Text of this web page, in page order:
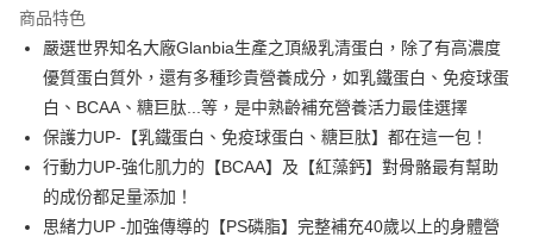
Apple Pay
街口支付
悠遊付
Google Pay
全盈+PAY
商品特色
嚴選世界知名大廠Glanbia生產之頂級乳清蛋白，除了有高濃度
優質蛋白質外，還有多種珍貴營養成分，如乳鐵蛋白、免疫球蛋
白、BCAA、糖巨肽...等，是中熟齡補充營養活力最佳選擇
保護力UP-【乳鐵蛋白、免疫球蛋白、糖巨肽】都在這一包！
行動力UP-強化肌力的【BCAA】及【紅藻鈣】對骨骼最有幫助
的成份都足量添加！
思緒力UP -加強傳導的【PS磷脂】完整補充40歲以上的身體營